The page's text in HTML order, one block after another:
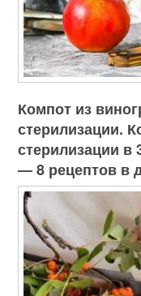
Компот из
стерилизации.
стерилизации в
— 8 рецептов в